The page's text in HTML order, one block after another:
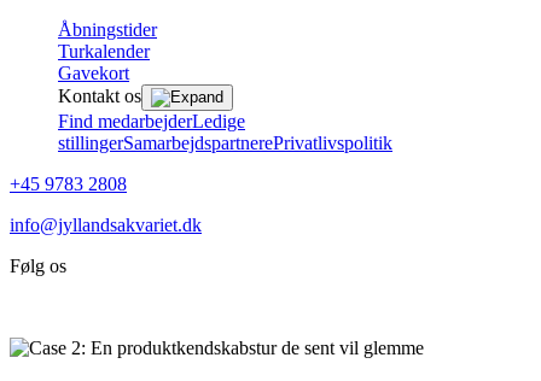
Åbningstider
Turkalender
Gavekort
Kontakt os
Find medarbejderLedige
stillingerSamarbejdspartnerePrivatlivspolitik
+45 9783 2808
info@jyllandsakvariet.dk
Følg os